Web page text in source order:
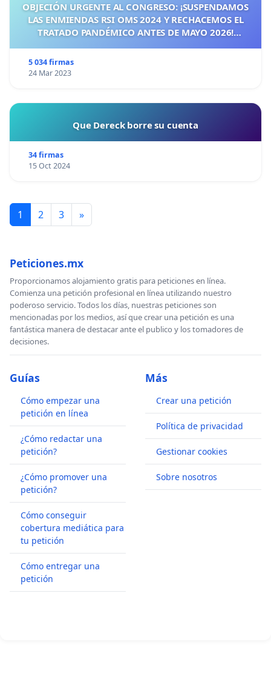
OBJECIÓN URGENTE AL CONGRESO: ¡SUSPENDAMOS
LAS ENMIENDAS RSI OMS 2024 Y RECHACEMOS EL
TRATADO PANDÉMICO ANTES DE MAYO 2026!
5 034 firmas
24 Mar 2023
Que Dereck borre su cuenta
34 firmas
15 Oct 2024
1 2 3 »
Peticiones.mx
Proporcionamos alojamiento gratis para peticiones en línea.
Comienza una petición profesional en línea utilizando nuestro
poderoso servicio. Todos los días, nuestras peticiones son
mencionadas por los medios, así que crear una petición es una
fantástica manera de destacar ante el publico y los tomadores de
decisiones.
Guías
Cómo empezar una
petición en línea
¿Cómo redactar una
petición?
¿Cómo promover una
petición?
Cómo conseguir
cobertura mediática para
tu petición
Cómo entregar una
petición
Más
Crear una petición
Política de privacidad
Gestionar cookies
Sobre nosotros